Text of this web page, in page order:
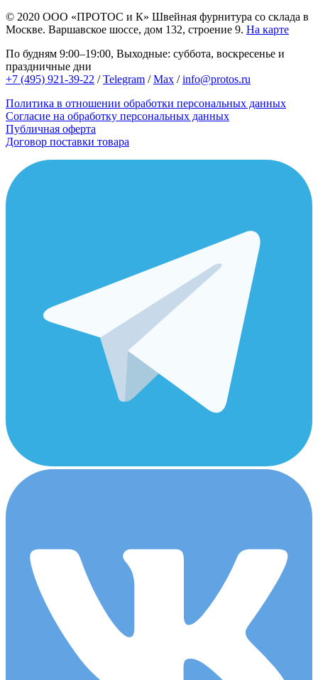
© 2020 ООО «ПРОТОС и К» Швейная фурнитура со склада в
Москве. Варшавское шоссе, дом 132, строение 9. На карте
По будням 9:00–19:00, Выходные: суббота, воскресенье и
праздничные дни
+7 (495) 921-39-22 /Telegram /Max /info@protos.ru
Политика в отношении обработки персональных данных
Согласие на обработку персональных данных
Публичная оферта
Договор поставки товара